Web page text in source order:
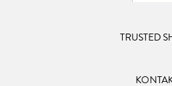
TRUSTED